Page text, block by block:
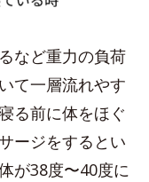
など重力の負荷
て一層流れやす
る前に体をほぐ
ージをするとい
が38度〜40度に